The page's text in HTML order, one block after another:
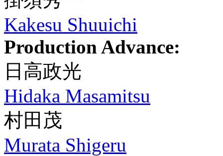
Kakesu Shuuichi
Production Advance:
日高政光
Hidaka Masamitsu
村田茂
Murata Shigeru